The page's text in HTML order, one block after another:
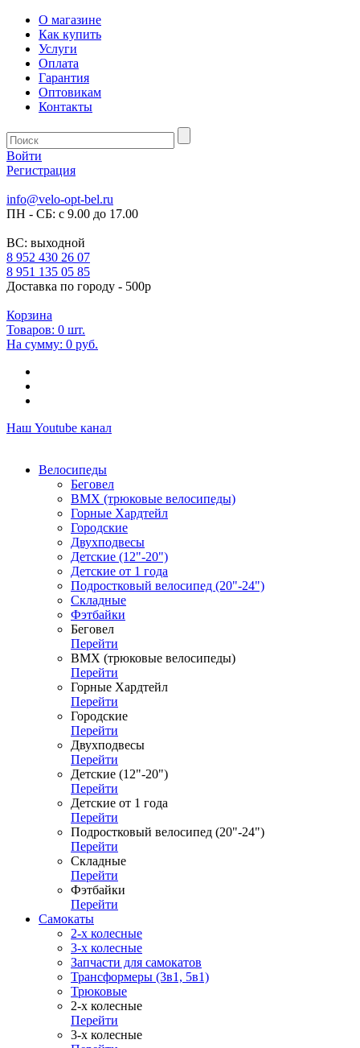
О магазине
Как купить
Услуги
Оплата
Гарантия
Оптовикам
Контакты
Войти
Регистрация
info@velo-opt-bel.ru
ПН - СБ: с 9.00 до 17.00
ВС: выходной
8 952 430 26 07
8 951 135 05 85
Доставка по городу - 500р
Корзина
Товаров: 0 шт.
На сумму: 0 руб.
Наш Youtube канал
Велосипеды
Беговел
ВМХ (трюковые велосипеды)
Горные Хардтейл
Городские
Двухподвесы
Детские (12"-20")
Детские от 1 года
Подростковый велосипед (20"-24")
Складные
Фэтбайки
Беговел
Перейти
ВМХ (трюковые велосипеды)
Перейти
Горные Хардтейл
Перейти
Городские
Перейти
Двухподвесы
Перейти
Детские (12"-20")
Перейти
Детские от 1 года
Перейти
Подростковый велосипед (20"-24")
Перейти
Складные
Перейти
Фэтбайки
Перейти
Самокаты
2-х колесные
3-х колесные
Запчасти для самокатов
Трансформеры (3в1, 5в1)
Трюковые
2-х колесные
Перейти
3-х колесные